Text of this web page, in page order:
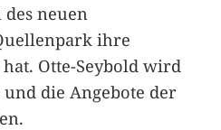
neuen
ihre
Otte-Seybold wird
die Angebote der